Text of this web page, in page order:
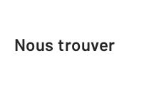
Nous trouver